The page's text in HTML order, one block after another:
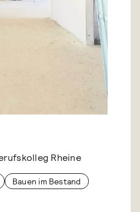
Rheine
Bauen im Bestand